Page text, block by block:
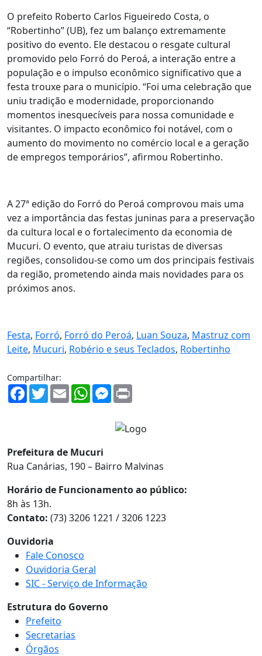
O prefeito Roberto Carlos Figueiredo Costa, o
“Robertinho” (UB), fez um balanço extremamente
positivo do evento. Ele destacou o resgate cultural
promovido pelo Forró do Peroá, a interação entre a
população e o impulso econômico significativo que a
festa trouxe para o município. “Foi uma celebração que
uniu tradição e modernidade, proporcionando
momentos inesquecíveis para nossa comunidade e
visitantes. O impacto econômico foi notável, com o
aumento do movimento no comércio local e a geração
de empregos temporários”, afirmou Robertinho.
A 27ª edição do Forró do Peroá comprovou mais uma
vez a importância das festas juninas para a preservação
da cultura local e o fortalecimento da economia de
Mucuri. O evento, que atraiu turistas de diversas
regiões, consolidou-se como um dos principais festivais
da região, prometendo ainda mais novidades para os
próximos anos.
Festa, Forró, Forró do Peroá, Luan Souza, Mastruz com
Leite, Mucuri, Robério e seus Teclados, Robertinho
Compartilhar:
Facebook
TwitterEmailWhatsAppMessenger
Prefeitura de Mucuri
Rua Canárias, 190 – Bairro Malvinas
Horário de Funcionamento ao público:
8h às 13h.
Contato: (73) 3206 1221 / 3206 1223
Ouvidoria
Fale Conosco
Ouvidoria Geral
SIC - Serviço de Informação
Estrutura do Governo
Prefeito
Secretarias
Órgãos